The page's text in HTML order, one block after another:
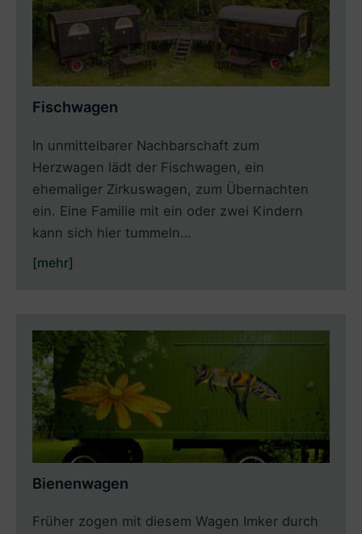
Fischwagen
In unmittelbarer Nachbarschaft zum
Herzwagen lädt der Fischwagen, ein
ehemaliger Zirkuswagen, zum Übernachten
ein. Eine Familie mit ein oder zwei Kindern
kann sich hier tummeln…
[mehr]
Bienenwagen
Früher zogen mit diesem Wagen Imker durch